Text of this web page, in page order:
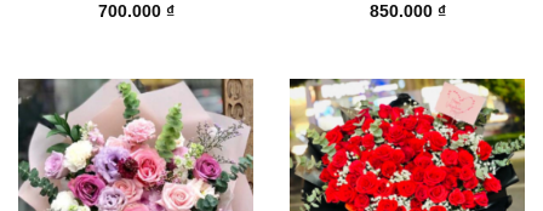
700.000 ₫
850.000 ₫